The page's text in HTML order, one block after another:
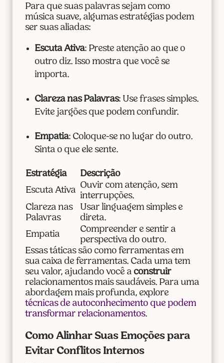
Para que suas palavras sejam como
música suave, algumas estratégias podem
ser suas aliadas:
Escuta Ativa: Preste atenção ao que o
outro diz. Isso mostra que você se
importa.
Clareza nas Palavras: Use frases simples.
Evite jargões que podem confundir.
Empatia: Coloque-se no lugar do outro.
Sinta o que ele sente.
Estratégia
Descrição
Escuta Ativa
Ouvir com atenção, sem
interrupções.
Clareza nas
Palavras
Usar linguagem simples e
direta.
Empatia
Compreender e sentir a
perspectiva do outro.
Essas táticas são como ferramentas em
sua caixa de ferramentas. Cada uma tem
seu valor, ajudando você a construir
relacionamentos mais saudáveis. Para uma
abordagem mais profunda, explore
técnicas de autoconhecimento que podem
transformar relacionamentos.
Como Alinhar Suas Emoções para
Evitar Conflitos Internos